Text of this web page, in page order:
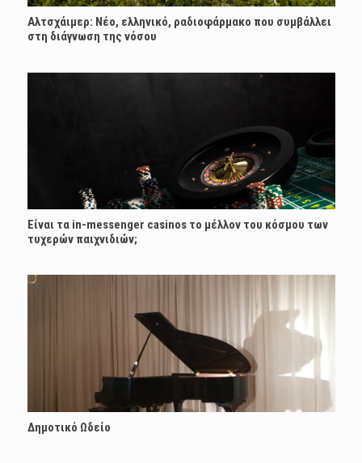
Αλτσχάιμερ: Nέο, ελληνικό, ραδιοφάρμακο που συμβάλλει
στη διάγνωση της νόσου
Είναι τα in-messenger casinos το μέλλον του κόσμου των
τυχερών παιχνιδιών;
Δημοτικό Ωδείο